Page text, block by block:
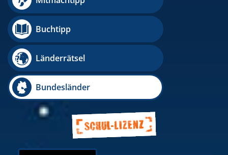
Buchtipp
Länderrätsel
Bundesländer